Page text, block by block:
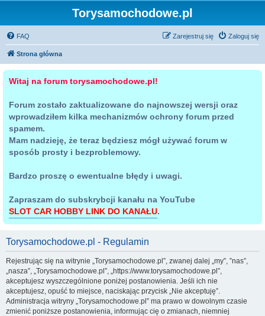
Torysamochodowe.pl
FAQ Zaloguj się
Zarejestruj się
Strona główna
Witaj na forum torysamochodowe.pl!
Forum zostało zaktualizowane do najnowszej wersji oraz
wprowadziłem kilka mechanizmów ochrony forum przed
spamem.
Mam nadzieję, że teraz będziesz mógł używać forum w
sposób prosty i bezproblemowy.
Bardzo proszę o ewentualne błędy i uwagi.
Zapraszam do subskrybcji kanału na YouTube
SLOT CAR HOBBY LINK DO KANAŁU.
Torysamochodowe.pl - Regulamin
Rejestrując się na witrynie „Torysamochodowe.pl”, zwanej dalej „my”, ”nas”,
„nasza”, „Torysamochodowe.pl”, „https://www.torysamochodowe.pl”,
akceptujesz wyszczególnione poniżej postanowienia. Jeśli ich nie
akceptujesz, opuść to miejsce, naciskając przycisk „Nie akceptuję”.
Administracja witryny „Torysamochodowe.pl” ma prawo w dowolnym czasie
zmienić poniższe postanowienia, informując cię o zmianach, niemniej